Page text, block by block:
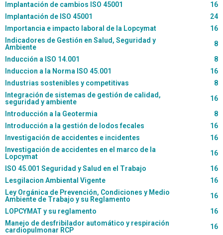
Implantación de cambios ISO 45001
16
Implantación de ISO 45001
24
Importancia e impacto laboral de la Lopcymat
16
Indicadores de Gestión en Salud, Seguridad y
Ambiente
8
Inducción a ISO 14.001
8
Induccion a la Norma ISO 45.001
16
Industrias sostenibles y competitivas
8
Integración de sistemas de gestión de calidad,
seguridad y ambiente
16
Introducción a la Geotermia
8
Introducción a la gestión de lodos fecales
16
Investigación de accidentes e incidentes
16
Investigación de accidentes en el marco de la
Lopcymat
16
ISO 45.001 Seguridad y Salud en el Trabajo
16
Lesgilacion Ambiental Vigente
16
Ley Orgánica de Prevención, Condiciones y Medio
Ambiente de Trabajo y su Reglamento
16
LOPCYMAT y su reglamento
16
Manejo de desfribilador automático y respiración
cardiopulmonar RCP
16